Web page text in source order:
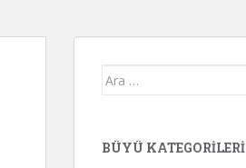
Arama
BÜYÜ KATEGORILERI